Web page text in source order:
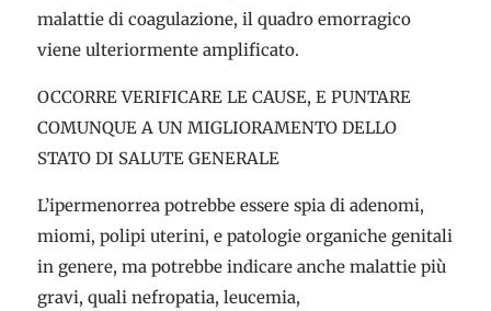
malattie di coagulazione, il quadro emorragico
viene ulteriormente amplificato.
OCCORRE VERIFICARE LE CAUSE, E PUNTARE
COMUNQUE A UN MIGLIORAMENTO DELLO
STATO DI SALUTE GENERALE
L’ipermenorrea potrebbe essere spia di adenomi,
miomi, polipi uterini, e patologie organiche genitali
in genere, ma potrebbe indicare anche malattie più
gravi, quali nefropatia, leucemia,